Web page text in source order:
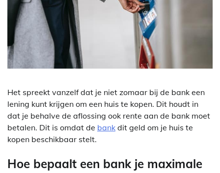
Het spreekt vanzelf dat je niet zomaar bij de bank een
lening kunt krijgen om een huis te kopen. Dit houdt in
dat je behalve de aflossing ook rente aan de bank moet
betalen. Dit is omdat de bank dit geld om je huis te
kopen beschikbaar stelt.
Hoe bepaalt een bank je maximale